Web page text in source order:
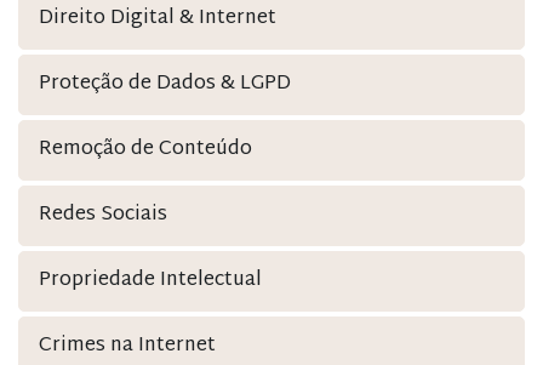
Direito Digital & Internet
Proteção de Dados & LGPD
Remoção de Conteúdo
Redes Sociais
Propriedade Intelectual
Crimes na Internet